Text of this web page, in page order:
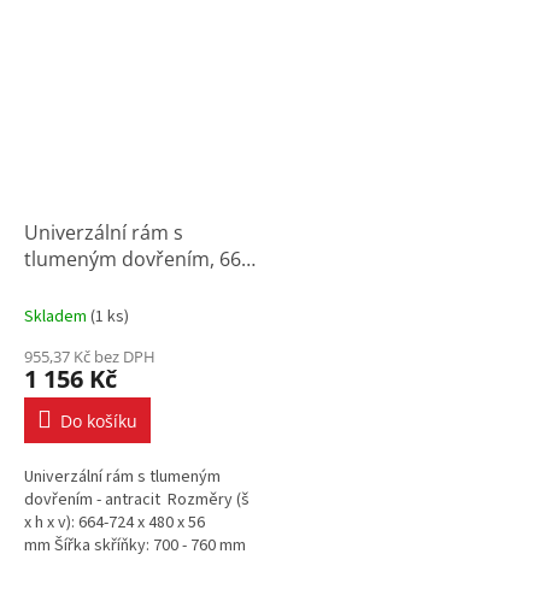
Univerzální rám s
tlumeným dovřením, 664-
Skladem (1 ks)
955,37 Kč bez DPH
1 156 Kč
Do košíku
Univerzální rám s tlumeným
dovřením - antracit Rozměry (š
x h x v): 664-724 x 480 x 56
mm Šířka skříňky: 700 - 760 mm